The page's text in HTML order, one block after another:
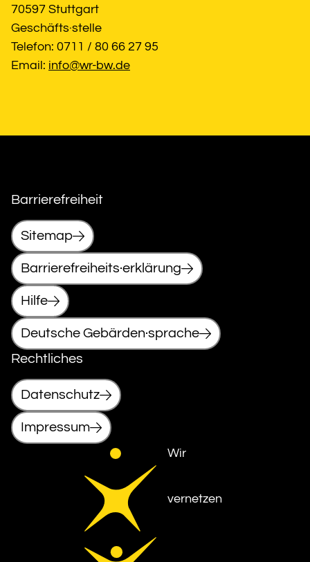
70597 Stuttgart
Geschäfts·stelle
Telefon: 0711 / 80 66 27 95
Email: info@wr-bw.de
Barrierefreiheit
Sitemap
Barrierefreiheits·erklärung
Hilfe
Deutsche Gebärden·sprache
Rechtliches
Datenschutz
Impressum
Wir
vernetzen